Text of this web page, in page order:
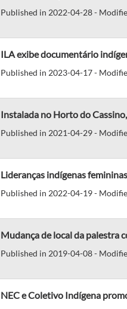
Published in 2022-04-28 -
ILA exibe documentário
Published in 2023-04-17 -
Instalada no Horto do
Published in 2021-04-29 -
Lideranças indígenas
Published in 2022-04-19 -
Mudança de local da palestra
Published in 2019-04-08 -
NEC e Coletivo Indígena